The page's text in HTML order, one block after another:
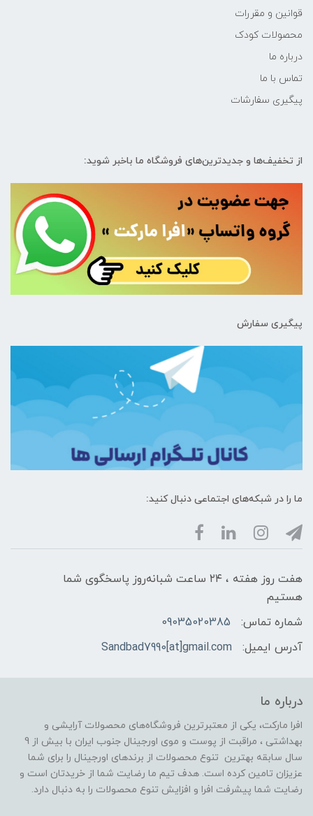
قوانین و مقررات
محصولات کودک
درباره ما
تماس با ما
پیگیری سفارشات
از تخفیف‌ها و جدیدترین‌های فروشگاه ما باخبر شوید:
پیگیری سفارش
ما را در شبکه‌های اجتماعی دنبال کنید:
هفت روز هفته ، ۲۴ ساعت شبانه‌روز پاسخگوی شما
هستیم
شماره تماس:
09035020385
آدرس ایمیل:
Sandbad7990[at]gmail.com
درباره ما
افرا مارکت، یکی از معتبرترین فروشگاه‌های محصولات آرایشی و
بهداشتی ، مراقبت از پوست و موی اورجینال جنوب ایران با بیش از 9
سال سابقه بهترین تنوع محصولات از برندهای اورجینال را برای شما
عزیزان تامین کرده است. هدف تیم ما رضایت شما از خریدتان است و
رضایت شما پیشرفت افرا و افزایش تنوع محصولات را به دنبال دارد.